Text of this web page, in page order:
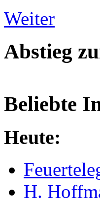
Weiter
Abstieg
Beliebte
Heute:
H.